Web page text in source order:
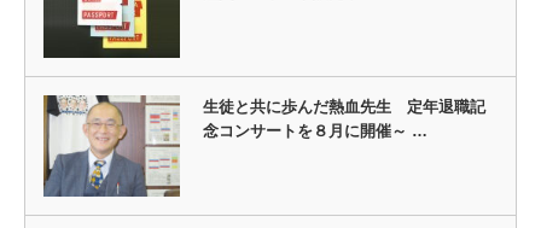
生徒と共に歩んだ熱血先生 定年退職記
念コンサートを８月に開催～ …